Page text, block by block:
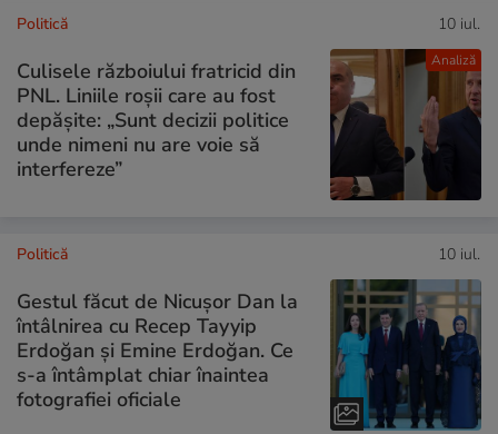
Analiză
Politică 10 iul.
Culisele războiului fratricid din
PNL. Liniile roșii care au fost
depășite: „Sunt decizii politice
unde nimeni nu are voie să
interfereze”
Politică 10 iul.
Gestul făcut de Nicușor Dan la
întâlnirea cu Recep Tayyip
Erdoğan și Emine Erdoğan. Ce
s-a întâmplat chiar înaintea
fotografiei oficiale